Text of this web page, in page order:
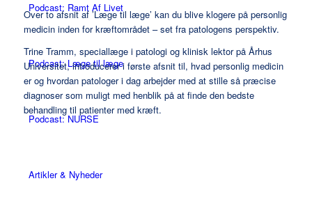
Podcast: Ramt Af Livet
Podcast: Læge til læge
Podcast: NURSE
Artikler & Nyheder
Over to afsnit af ’Læge til læge’ kan du blive klogere på personlig
medicin inden for kræftområdet – set fra patologens perspektiv.
Trine Tramm, speciallæge i patologi og klinisk lektor på Århus
Universitet, introducerer i første afsnit til, hvad personlig medicin
er og hvordan patologer i dag arbejder med at stille så præcise
diagnoser som muligt med henblik på at finde den bedste
behandling til patienter med kræft.